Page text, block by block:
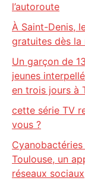
l’autoroute
À Saint-Denis,
gratuites dès la
Un garçon de
jeunes
en trois jours à
cette série TV
vous ?
Toulouse, un
réseaux sociaux